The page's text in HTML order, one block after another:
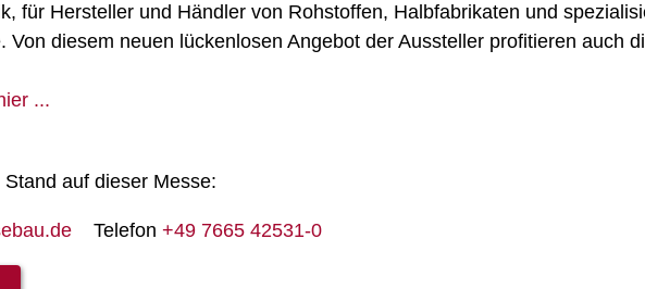
für Hersteller und Händler von Rohstoffen, Halbfabrikaten und
Von diesem neuen lückenlosen Angebot der Aussteller profitieren auch
...
auf dieser Messe:
Telefon +49 7665 42531-0